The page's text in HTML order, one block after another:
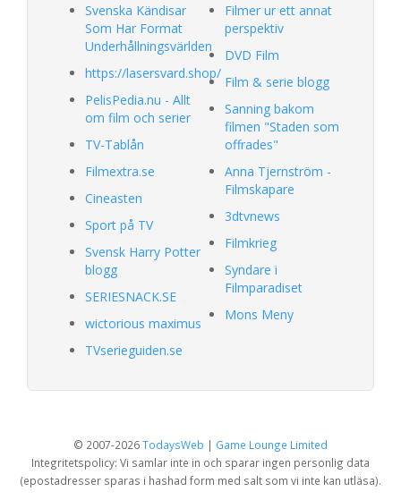
Svenska Kändisar
Som Har Format
Underhållningsvärlden
https://lasersvard.shop/
PelisPedia.nu - Allt
om film och serier
TV-Tablån
Filmextra.se
Cineasten
Sport på TV
Svensk Harry Potter
blogg
SERIESNACK.SE
wictorious maximus
TVserieguiden.se
Filmer ur ett annat
perspektiv
DVD Film
Film & serie blogg
Sanning bakom
filmen "Staden som
offrades"
Anna Tjernström -
Filmskapare
3dtvnews
Filmkrieg
Syndare i
Filmparadiset
Mons Meny
© 2007-2026TodaysWeb | Game Lounge Limited
Integritetspolicy: Vi samlar inte in och sparar ingen personlig data
(epostadresser sparas i hashad form med salt som vi inte kan utläsa).